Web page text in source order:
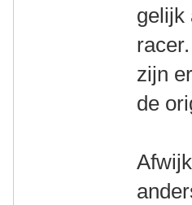
gelijk
zijn
de